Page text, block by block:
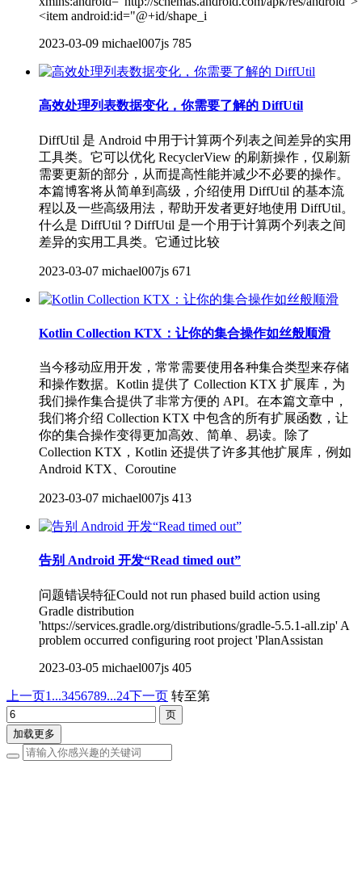
<item android:id="@+id/shape_i
2023-03-09 michael007js 785
高效处理列表数据变化，你需要了解的 DiffUtil
DiffUtil 是 Android 中用于计算两个列表之间差异的实用
工具类。它可以优化 RecyclerView 的刷新操作，仅刷新
需要更新的部分，从而提高性能并减少不必要的操作。
本篇博客将从简单到高级，介绍使用 DiffUtil 的基本流
程以及一些高级用法，帮助开发者更好地使用 DiffUtil。
什么是 DiffUtil？DiffUtil 是一个用于计算两个列表之间
差异的实用工具类。它通过比较
2023-03-07 michael007js 671
Kotlin Collection KTX：让你的集合操作如丝般顺滑
当今移动应用开发，常常需要使用各种集合类型来存储
和操作数据。Kotlin 提供了 Collection KTX 扩展库，为
我们操作集合提供了非常方便的 API。在本篇文章中，
我们将介绍 Collection KTX 中包含的所有扩展函数，让
你的集合操作变得更加高效、简单、易读。除了
Collection KTX，Kotlin 还提供了许多其他扩展库，例如
Android KTX、Coroutine
2023-03-07 michael007js 413
告别 Android 开发“Read timed out”
问题错误特征Could not run phased build action using
Gradle distribution
'https://services.gradle.org/distributions/gradle-5.5.1-all.zip' A
problem occurred configuring root project 'PlanAssistan
2023-03-05 michael007js 405
上一页1...3456789...24下一页 转至第
加载更多